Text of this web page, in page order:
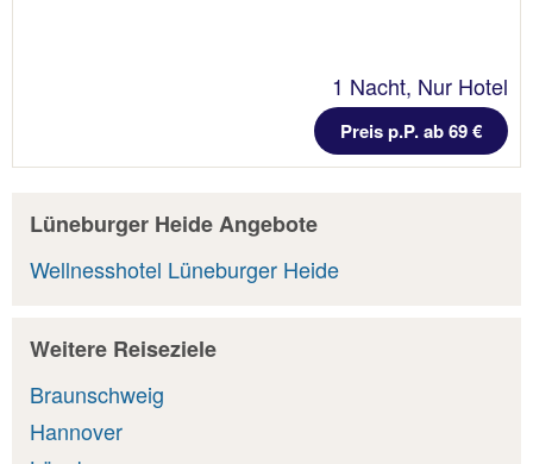
1 Nacht, Nur Hotel
Preis p.P. ab 69 €
Lüneburger Heide Angebote
Wellnesshotel Lüneburger Heide
Weitere Reiseziele
Braunschweig
Hannover